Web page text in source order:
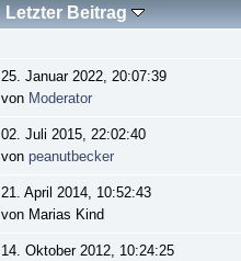
Letzter Beitrag
25. Januar 2022, 20:07:39
von Moderator
02. Juli 2015, 22:02:40
vonpeanutbecker
21. April 2014, 10:52:43
von Marias Kind
14. Oktober 2012, 10:24:25